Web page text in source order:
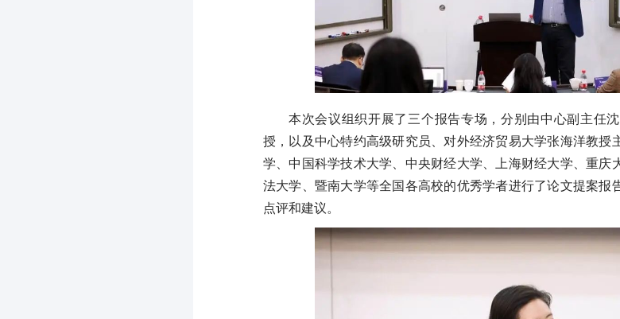
本次会议组织开展了三个报告专场，分别由中心副主任
授，以及中心特约高级研究员、对外经济贸易大学张海洋教授
学、中国科学技术大学、中央财经大学、上海财经大学、重庆
法大学、暨南大学等全国各高校的优秀学者进行了论文提案报
点评和建议。